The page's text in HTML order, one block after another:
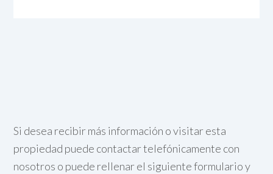
Si desea recibir más información o visitar esta
propiedad puede contactar telefónicamente con
nosotros o puede rellenar el siguiente formulario y